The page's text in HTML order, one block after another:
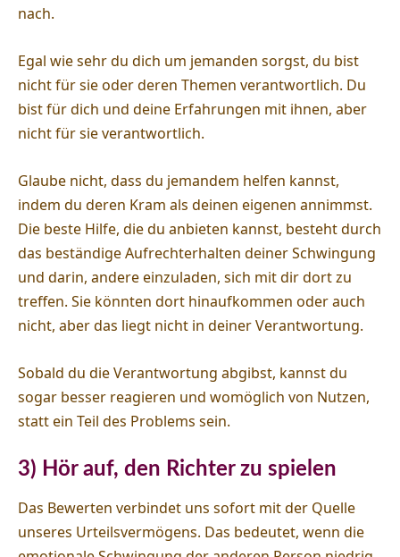
nach.
Egal wie sehr du dich um jemanden sorgst, du bist
nicht für sie oder deren Themen verantwortlich. Du
bist für dich und deine Erfahrungen mit ihnen, aber
nicht für sie verantwortlich.
Glaube nicht, dass du jemandem helfen kannst,
indem du deren Kram als deinen eigenen annimmst.
Die beste Hilfe, die du anbieten kannst, besteht durch
das beständige Aufrechterhalten deiner Schwingung
und darin, andere einzuladen, sich mit dir dort zu
treffen. Sie könnten dort hinaufkommen oder auch
nicht, aber das liegt nicht in deiner Verantwortung.
Sobald du die Verantwortung abgibst, kannst du
sogar besser reagieren und womöglich von Nutzen,
statt ein Teil des Problems sein.
3) Hör auf, den Richter zu spielen
Das Bewerten verbindet uns sofort mit der Quelle
unseres Urteilsvermögens. Das bedeutet, wenn die